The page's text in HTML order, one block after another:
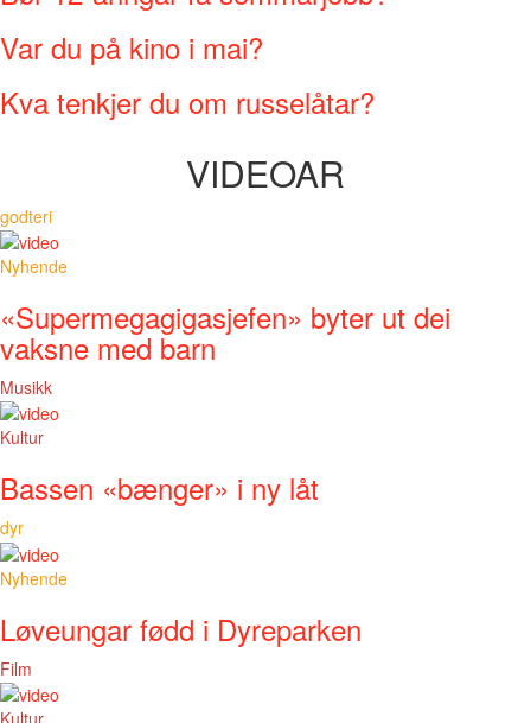
Var du på kino i mai?
Kva tenkjer du om russelåtar?
VIDEOAR
godteri
Nyhende
«Supermegagigasjefen» byter ut dei
vaksne med barn
Musikk
Kultur
Bassen «bænger» i ny låt
dyr
Nyhende
Løveungar fødd i Dyreparken
Film
Kultur